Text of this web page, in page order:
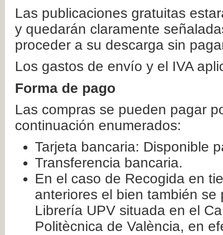
Las publicaciones gratuitas
y quedarán claramente
proceder a su descarga sin
Los gastos de envío y el IVA
Forma de pago
Las compras se pueden pagar
continuación enumerados:
Tarjeta bancaria: Disponible
Transferencia bancaria.
En el caso de Recogida en
anteriores el bien también
Librería UPV situada en el
Politècnica de València, en